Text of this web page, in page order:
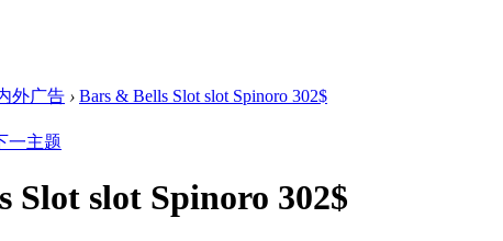
外广告 › Bars & Bells Slot slot Spinoro 302$
Slot slot Spinoro 302$